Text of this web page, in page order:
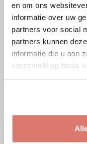
en om ons
informatie over uw
partners voor social
partners kunnen
informatie die u aan
verzameld op basis
Adoptie 08-08-2026
Kiwi+
Dubai